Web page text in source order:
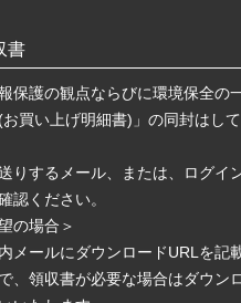
書
保護の観点ならびに環境保全の
買い上げ明細書)」の同封はし
りするメール、または、ログイ
認ください。
の場合＞
メールにダウンロードURLを記
、領収書が必要な場合はダウン